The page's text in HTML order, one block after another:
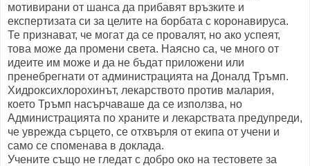
мотивирани от шанса да прибавят връзките и
експертизата си за целите на борбата с коронавируса.
Те признават, че могат да се провалят, но ако успеят,
това може да промени света. Наясно са, че много от
идеите им може и да не бъдат приложени или
пренебрегнати от администрацията на Доналд Тръмп.
Хидроксихлорохинът, лекарството против малария,
което Тръмп насърчаваше да се използва, но
Администрацията по храните и лекарствата предупреди,
че уврежда сърцето, се отхвърля от екипа от учени и
само се споменава в доклада.
Учените също не гледат с добро око на тестовете за